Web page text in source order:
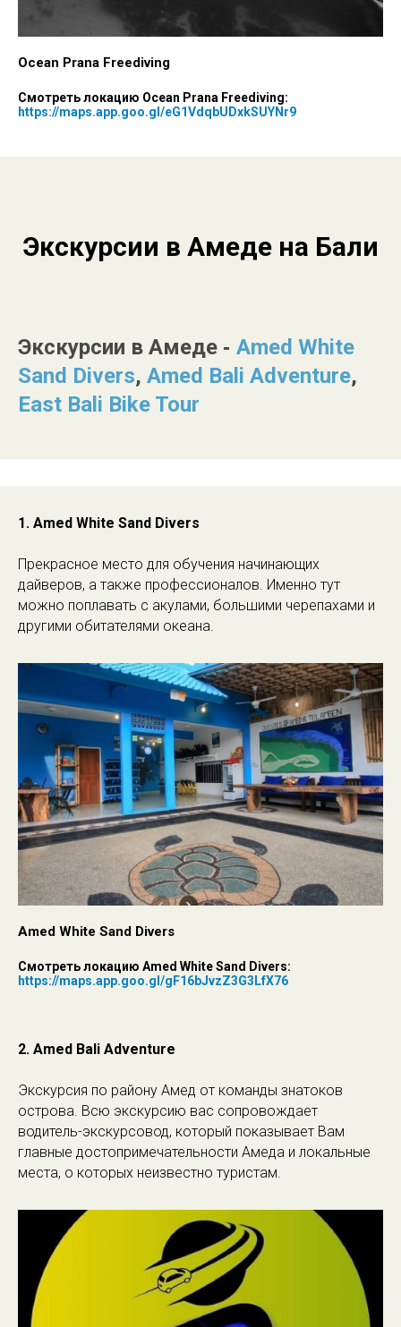
Ocean Prana Freediving
Смотреть локацию Ocean Prana Freediving:
https://maps.app.goo.gl/eG1VdqbUDxkSUYNr9
Экскурсии в Амеде на Бали
Экскурсии в Амеде - Amed White
Sand Divers, Amed Bali Adventure,
East Bali Bike Tour
1. Amed White Sand Divers
Прекрасное место для обучения начинающих
дайверов, а также профессионалов. Именно тут
можно поплавать с акулами, большими черепахами и
другими обитателями океана.
Amed White Sand Divers
Смотреть локацию Amed White Sand Divers:
https://maps.app.goo.gl/gF16bJvzZ3G3LfX76
2. Amed Bali Adventure
Экскурсия по району Амед от команды знатоков
острова. Всю экскурсию вас сопровождает
водитель-экскурсовод, который показывает Вам
главные достопримечательности Амеда и локальные
места, о которых неизвестно туристам.